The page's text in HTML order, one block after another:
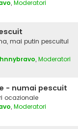
, Moderatori
mai putin pescuitul
, Moderatori
- numai pescuit
ocazionale
, Moderatori